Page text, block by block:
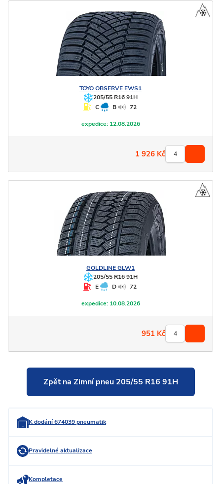
TOYOOBSERVE EWS1
205/55 R16 91H
C
B 72
expedice:12.08.2026
1 926 Kč
GOLDLINEGLW1
205/55 R16 91H
E
D 72
expedice:10.08.2026
951 Kč
Zpět na Zimní pneu 205/55 R16 91H
K dodání 674039 pneumatik
Pravidelné aktualizace
Kompletace